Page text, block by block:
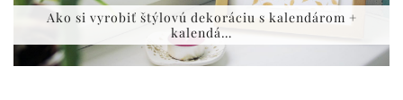
Ako si vyrobiť štýlovú dekoráciu s kalendárom +
kalendá…